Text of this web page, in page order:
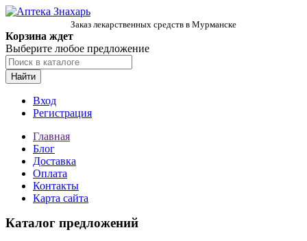
Заказ лекарственных средств в Мурманске
Корзина ждет
Выберите любое предложение
Найти
Вход
Регистрация
Главная
Блог
Доставка
Оплата
Контакты
Карта сайта
Каталог предложений